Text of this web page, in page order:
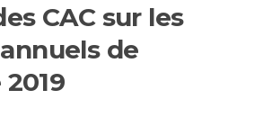
CAC sur les
de
2019